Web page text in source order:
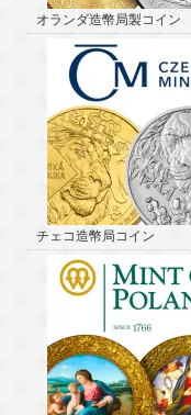
オランダ造幣局製コイン
チェコ造幣局コイン